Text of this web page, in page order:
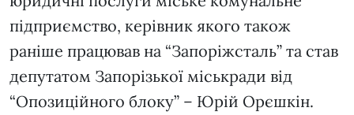
підприємство, керівник якого також
раніше працював на “Запоріжсталь” та став
депутатом Запорізької міськради від
“Опозиційного блоку” – Юрій Орєшкін.